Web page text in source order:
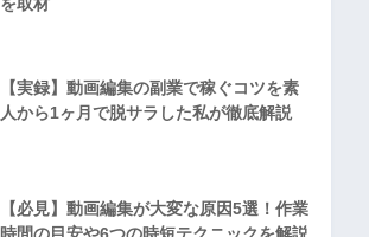
【実録】動画編集の副業で稼ぐコツを素
人から1ヶ月で脱サラした私が徹底解説
【必見】動画編集が大変な原因5選！作業
時間の目安や6つの時短テクニックを解説